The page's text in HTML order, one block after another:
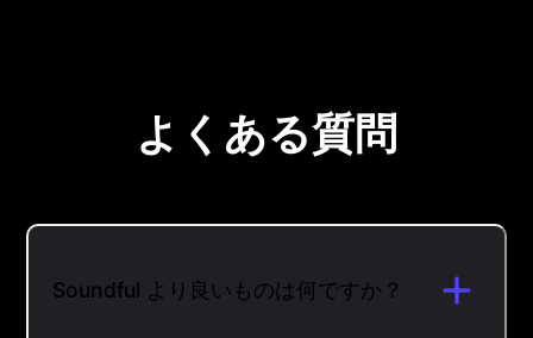
よくある質問
Soundful より良いものは何ですか？